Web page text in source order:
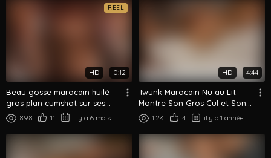
REEL
HD 0:12
Beau gosse marocain huilé
gros plan cumshot sur ses
abdos taillés
898 11 il y a 6 mois
HD 4:44
Twunk Marocain Nu au Lit
Montre Son Gros Cul et Son
Corps Athlétique
1.2K 4 il y a 1 année